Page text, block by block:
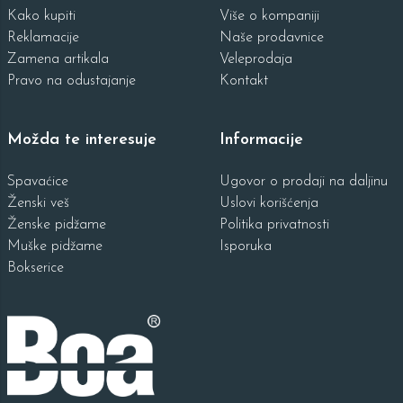
Kako kupiti
Reklamacije
Zamena artikala
Pravo na odustajanje
Više o kompaniji
Naše prodavnice
Veleprodaja
Kontakt
Možda te interesuje
Spavaćice
Ženski veš
Ženske pidžame
Muške pidžame
Bokserice
Informacije
Ugovor o prodaji na daljinu
Uslovi korišćenja
Politika privatnosti
Isporuka